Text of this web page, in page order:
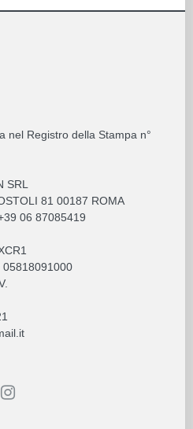
nel Registro della Stampa n°
SRL
81 00187 ROMA
06 87085419
05818091000